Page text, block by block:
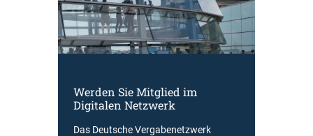
Werden Sie Mitglied im
Digitalen Netzwerk
Das Deutsche Vergabenetzwerk